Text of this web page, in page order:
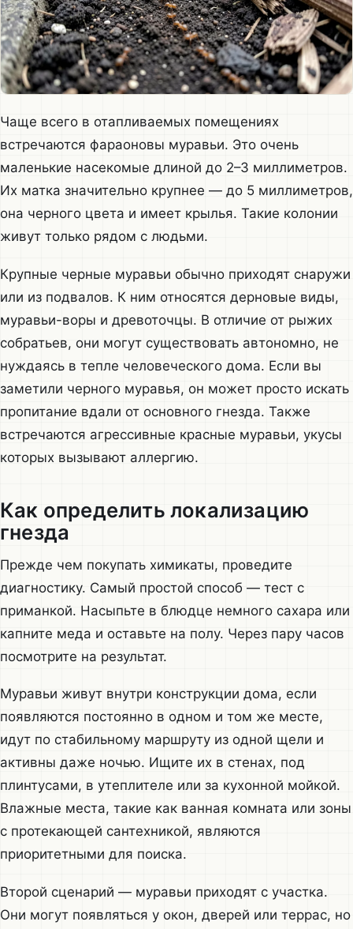
Чаще всего в отапливаемых помещениях
встречаются фараоновы муравьи. Это очень
маленькие насекомые длиной до 2–3 миллиметров.
Их матка значительно крупнее — до 5 миллиметров,
она черного цвета и имеет крылья. Такие колонии
живут только рядом с людьми.
Крупные черные муравьи обычно приходят снаружи
или из подвалов. К ним относятся дерновые виды,
муравьи-воры и древоточцы. В отличие от рыжих
собратьев, они могут существовать автономно, не
нуждаясь в тепле человеческого дома. Если вы
заметили черного муравья, он может просто искать
пропитание вдали от основного гнезда. Также
встречаются агрессивные красные муравьи, укусы
которых вызывают аллергию.
Как определить локализацию
гнезда
Прежде чем покупать химикаты, проведите
диагностику. Самый простой способ — тест с
приманкой. Насыпьте в блюдце немного сахара или
капните меда и оставьте на полу. Через пару часов
посмотрите на результат.
Муравьи живут внутри конструкции дома, если
появляются постоянно в одном и том же месте,
идут по стабильному маршруту из одной щели и
активны даже ночью. Ищите их в стенах, под
плинтусами, в утеплителе или за кухонной мойкой.
Влажные места, такие как ванная комната или зоны
с протекающей сантехникой, являются
приоритетными для поиска.
Второй сценарий — муравьи приходят с участка.
Они могут появляться у окон, дверей или террас, но